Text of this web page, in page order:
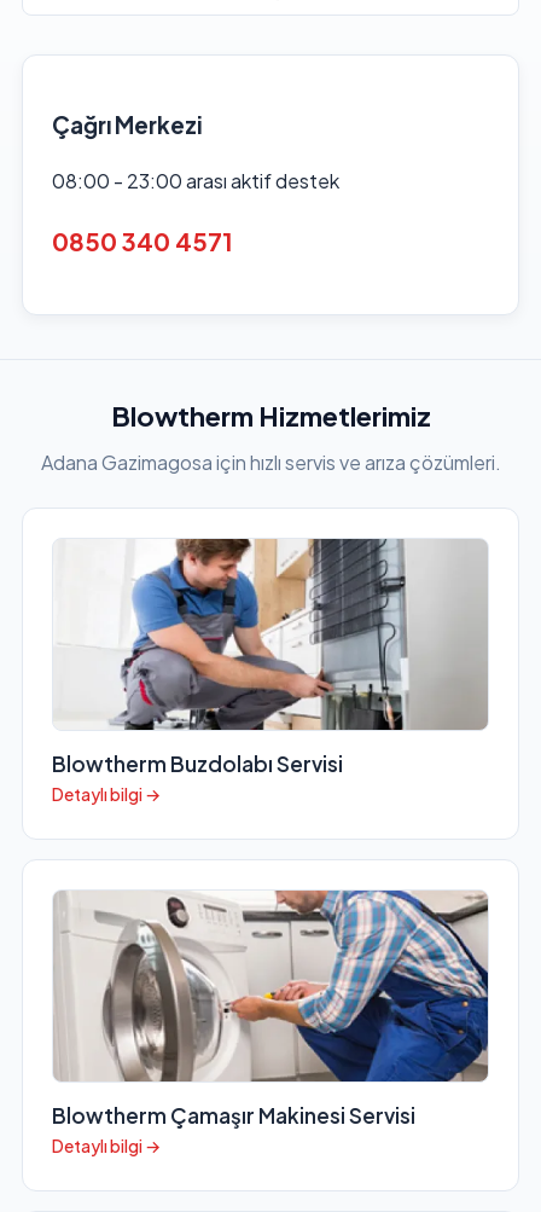
Çağrı Merkezi
08:00 - 23:00 arası aktif destek
0850 340 4571
Blowtherm Hizmetlerimiz
Adana Gazimagosa için hızlı servis ve arıza çözümleri.
Blowtherm Buzdolabı Servisi
Detaylı bilgi →
Blowtherm Çamaşır Makinesi Servisi
Detaylı bilgi →